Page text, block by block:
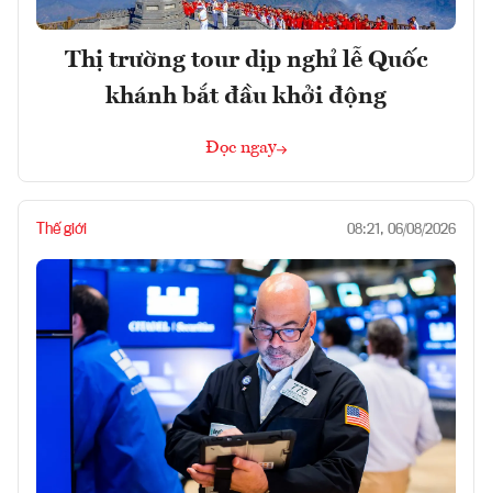
Thị trường tour dịp nghỉ lễ Quốc
khánh bắt đầu khởi động
Đọc ngay
Thế giới 08:21, 06/08/2026